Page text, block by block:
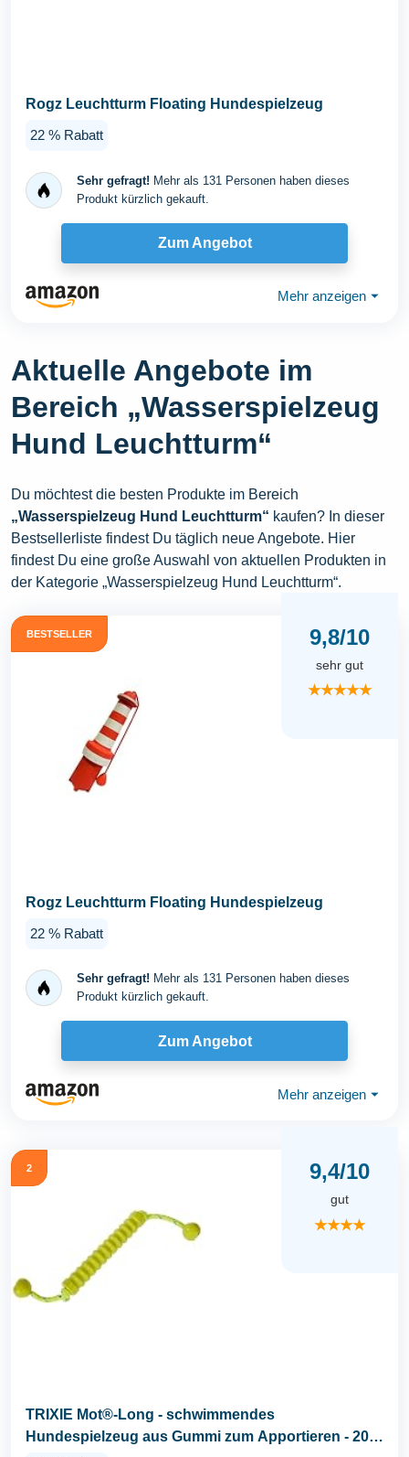
Rogz Leuchtturm Floating Hundespielzeug
22 % Rabatt
Sehr gefragt! Mehr als 131 Personen haben dieses
Produkt kürzlich gekauft.
Zum Angebot
Mehr anzeigen ⏷
Aktuelle Angebote im
Bereich „Wasserspielzeug
Hund Leuchtturm“
Du möchtest die besten Produkte im Bereich
„Wasserspielzeug Hund Leuchtturm“ kaufen? In dieser
Bestsellerliste findest Du täglich neue Angebote. Hier
findest Du eine große Auswahl von aktuellen Produkten in
der Kategorie „Wasserspielzeug Hund Leuchtturm“.
BESTSELLER 9,8/10
sehr gut
★★★★★
Rogz Leuchtturm Floating Hundespielzeug
22 % Rabatt
Sehr gefragt! Mehr als 131 Personen haben dieses
Produkt kürzlich gekauft.
Zum Angebot
Mehr anzeigen ⏷
2 9,4/10
gut
★★★★
TRIXIE Mot®-Long - schwimmendes
Hundespielzeug aus Gummi zum Apportieren - 20